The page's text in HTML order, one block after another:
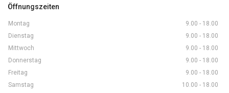
Öffnungszeiten
Montag
9.00 - 18.00
Dienstag
9.00 - 18.00
Mittwoch
9.00 - 18.00
Donnerstag
9.00 - 18.00
Freitag
9.00 - 18.00
Samstag
10.00 - 18.00